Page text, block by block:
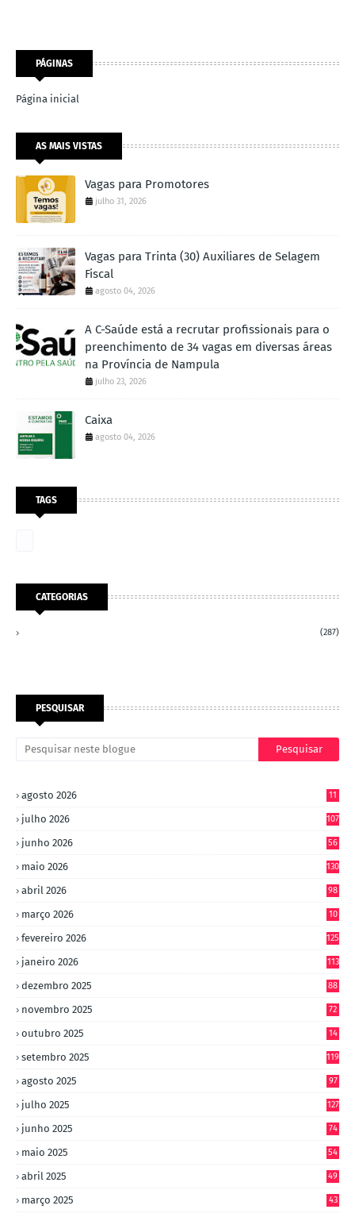
PÁGINAS
Página inicial
AS MAIS VISTAS
Vagas para Promotores
julho 31, 2026
Vagas para Trinta (30) Auxiliares de Selagem
Fiscal
agosto 04, 2026
A C-Saúde está a recrutar profissionais para o
preenchimento de 34 vagas em diversas áreas
na Província de Nampula
julho 23, 2026
Caixa
agosto 04, 2026
TAGS
CATEGORIAS
(287)
PESQUISAR
agosto 2026 11
julho 2026 107
junho 2026 56
maio 2026 130
abril 2026 98
março 2026
10
fevereiro 2026 125
janeiro 2026 113
dezembro 2025 88
novembro 2025 72
outubro 2025
14
setembro 2025 119
agosto 2025 97
julho 2025 127
junho 2025 74
maio 2025 54
abril 2025 49
março 2025 43